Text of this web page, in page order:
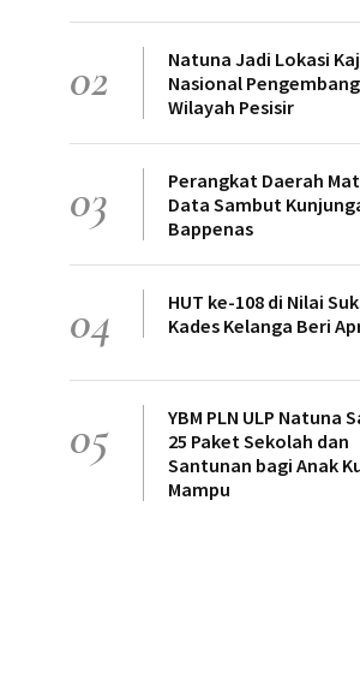
02
Natuna Jadi Lokasi
Nasional
Wilayah Pesisir
03
Perangkat Daerah
Data Sambut
Bappenas
04
HUT ke-108 di Nilai
Kades Kelanga Beri
05
YBM PLN ULP Natuna
25 Paket Sekolah dan
Santunan bagi Anak
Mampu